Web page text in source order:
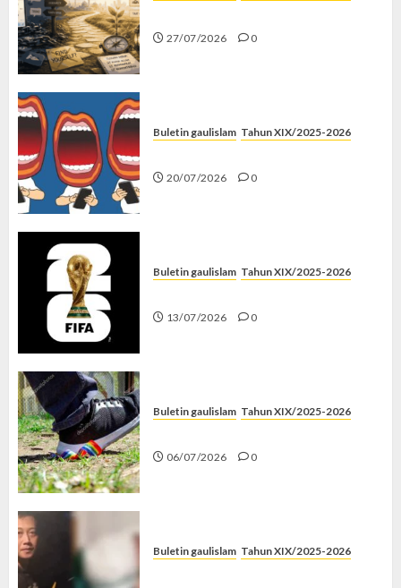
27/07/2026 0
Buletin gaulislam Tahun XIX/2025-2026
20/07/2026 0
Buletin gaulislam Tahun XIX/2025-2026
13/07/2026 0
Buletin gaulislam Tahun XIX/2025-2026
06/07/2026 0
Buletin gaulislam Tahun XIX/2025-2026